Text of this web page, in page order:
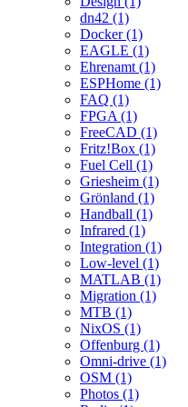
dn42 (1)
Docker (1)
EAGLE (1)
Ehrenamt (1)
ESPHome (1)
FAQ (1)
FPGA (1)
FreeCAD (1)
Fritz!Box (1)
Fuel Cell (1)
Griesheim (1)
Grönland (1)
Handball (1)
Infrared (1)
Integration (1)
Low-level (1)
MATLAB (1)
Migration (1)
MTB (1)
NixOS (1)
Offenburg (1)
Omni-drive (1)
OSM (1)
Photos (1)